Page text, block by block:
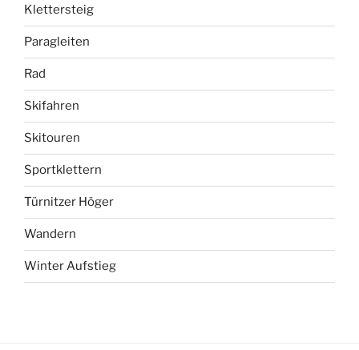
Klettersteig
Paragleiten
Rad
Skifahren
Skitouren
Sportklettern
Türnitzer Höger
Wandern
Winter Aufstieg